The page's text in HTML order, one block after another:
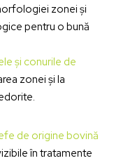
zonei și
pentru o bună
și conurile de
zonei și la
de origine bovină
în tratamente